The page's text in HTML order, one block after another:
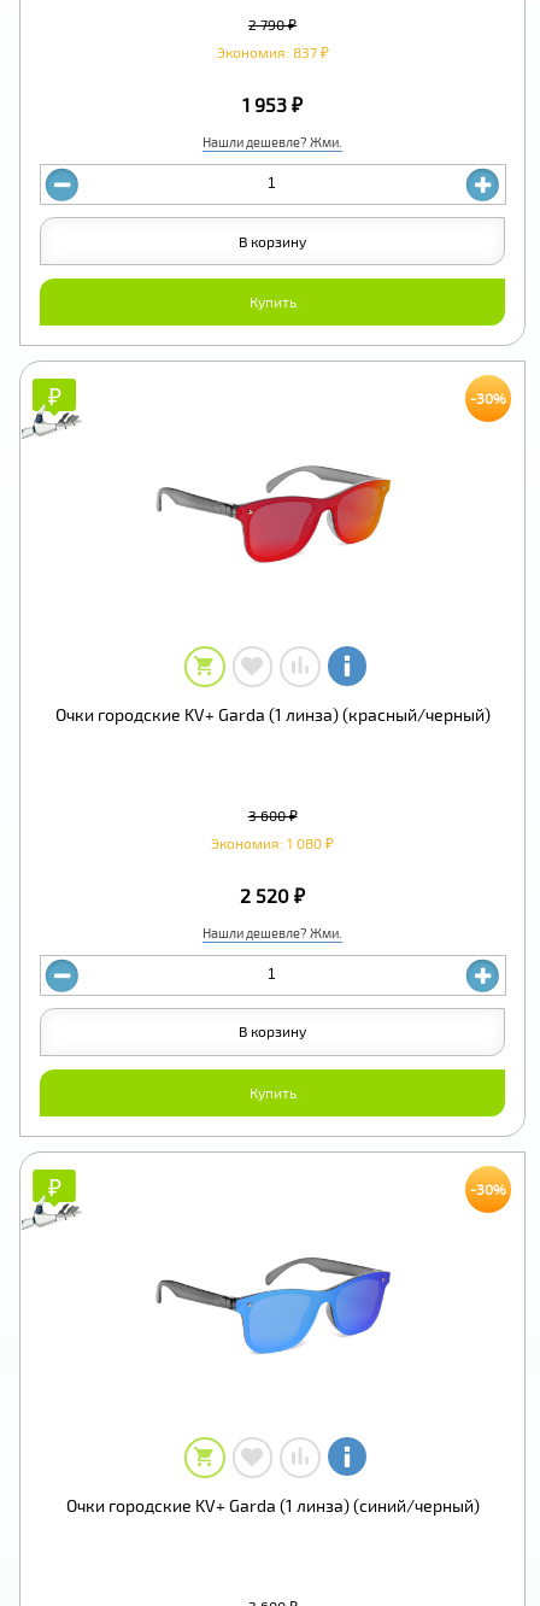
2 790 ₽
Экономия: 837 ₽
Нашли дешевле? Жми.
1 953 ₽
Купить
В корзину
₽₽
Очки городские KV+ Garda (1 линза) (красный/черный)
3 600 ₽
Экономия: 1 080 ₽
Нашли дешевле? Жми.
2 520 ₽
Купить
В корзину
-30%
₽
₽
Очки городские KV+ Garda (1 линза) (синий/черный)
-30%